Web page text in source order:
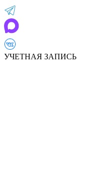
УЧЕТНАЯ ЗАПИСЬ